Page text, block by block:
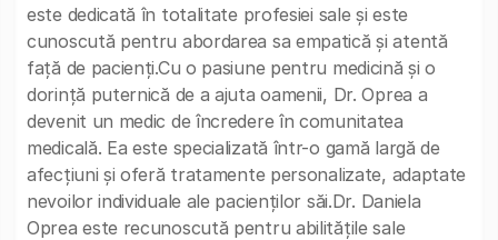
este dedicată în totalitate profesiei sale și este
cunoscută pentru abordarea sa empatică și atentă
față de pacienți.Cu o pasiune pentru medicină și o
dorință puternică de a ajuta oamenii, Dr. Oprea a
devenit un medic de încredere în comunitatea
medicală. Ea este specializată într-o gamă largă de
afecțiuni și oferă tratamente personalizate, adaptate
nevoilor individuale ale pacienților săi.Dr. Daniela
Oprea este recunoscută pentru abilitățile sale